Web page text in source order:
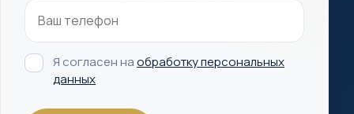
Я согласен наобработку персональных
данных